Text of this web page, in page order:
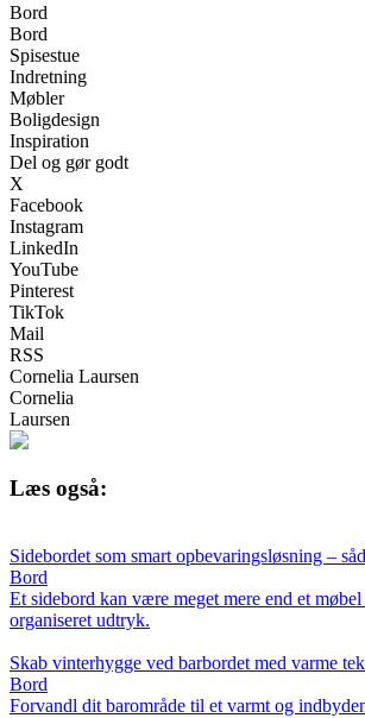
Bord
Bord
Spisestue
Indretning
Møbler
Boligdesign
Inspiration
Del og gør godt
X
Facebook
Instagram
LinkedIn
YouTube
Pinterest
TikTok
Mail
RSS
Cornelia Laursen
Cornelia
Laursen
Læs også:
Sidebordet som smart opbevaringsløsning –
Bord
Et sidebord kan være meget mere end et
organiseret udtryk.
Skab vinterhygge ved barbordet med varme
Bord
Forvandl dit barområde til et varmt og